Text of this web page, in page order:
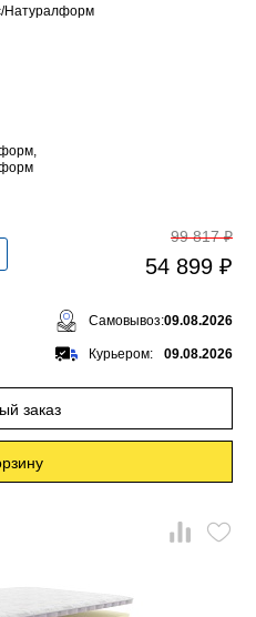
Натуралформ
99 817 ₽
54 899 ₽
Самовывоз:09.08.2026
Курьером: 09.08.2026
заказ